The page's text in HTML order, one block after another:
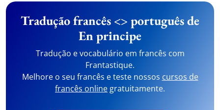
Tradução francês <> português de
En principe
Tradução e vocabulário em francês com
Frantastique.
Melhore o seu francês e teste nossos cursos de
francês online gratuitamente.